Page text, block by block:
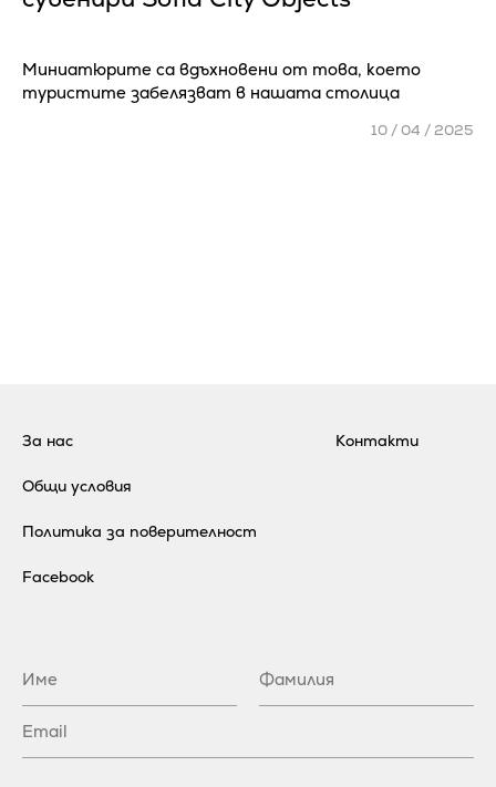
Миниатюрите са вдъхновени от това, което
туристите забелязват в нашата столица
10 / 04 / 2025
За нас
Общи условия
Политика за поверителност
Контакти
Facebook